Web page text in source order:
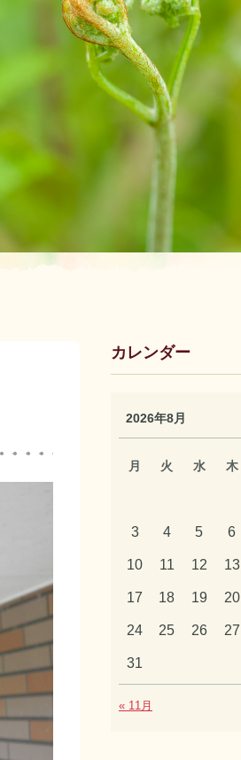
カレンダー
2026年8月
月 火 水 木
« 11月
3 4 5 6
10 11 12 13
17 18 19 20
24 25 26 27
31